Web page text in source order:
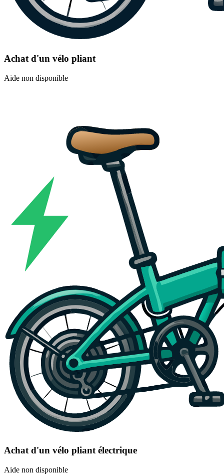
Achat d'un vélo pliant
Aide non disponible
Achat d'un vélo pliant électrique
Aide non disponible